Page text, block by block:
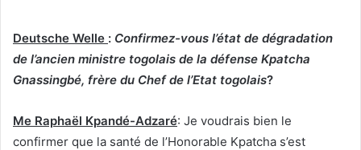
Deutsche Welle : Confirmez-vous l’état de dégradation
de l’ancien ministre togolais de la défense Kpatcha
Gnassingbé, frère du Chef de l’Etat togolais?
Me Raphaël Kpandé-Adzaré: Je voudrais bien le
confirmer que la santé de l’Honorable Kpatcha s’est